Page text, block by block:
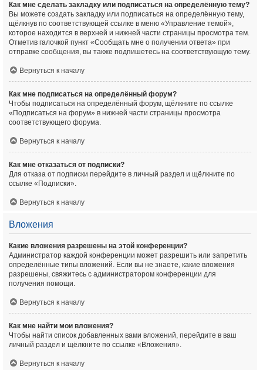
Как мне сделать закладку или подписаться на определённую тему?
Вы можете создать закладку или подписаться на определённую тему,
щёлкнув по соответствующей ссылке в меню «Управление темой»,
которое находится в верхней и нижней части страницы просмотра тем.
Отметив галочкой пункт «Сообщать мне о получении ответа» при
отправке сообщения, вы также подпишетесь на соответствующую тему.
Вернуться к началу
Как мне подписаться на определённый форум?
Чтобы подписаться на определённый форум, щёлкните по ссылке
«Подписаться на форум» в нижней части страницы просмотра
соответствующего форума.
Вернуться к началу
Как мне отказаться от подписки?
Для отказа от подписки перейдите в личный раздел и щёлкните по
ссылке «Подписки».
Вернуться к началу
Вложения
Какие вложения разрешены на этой конференции?
Администратор каждой конференции может разрешить или запретить
определённые типы вложений. Если вы не знаете, какие вложения
разрешены, свяжитесь с администратором конференции для
получения помощи.
Вернуться к началу
Как мне найти мои вложения?
Чтобы найти список добавленных вами вложений, перейдите в ваш
личный раздел и щёлкните по ссылке «Вложения».
Вернуться к началу